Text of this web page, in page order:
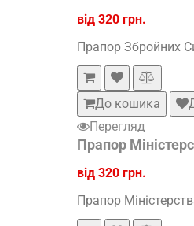
від 320 грн.
Прапор Збройних
До кошика
Перегляд
Прапор
від 320 грн.
Прапор